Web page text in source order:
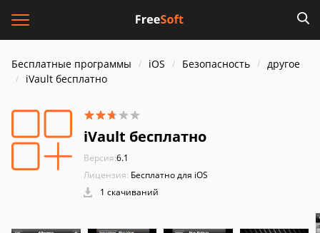
Бесплатные программы iOS Безопасность
другое
iVault бесплатно
iVault бесплатно
Версия:6.1
Лицензия: Бесплатно для iOS
1 скачиваний